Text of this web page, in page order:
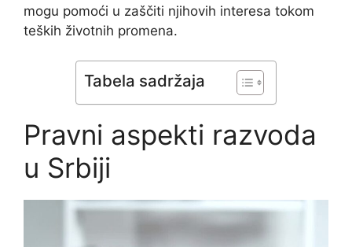
mogu pomoći u zaščiti njihovih interesa tokom
teških životnih promena.
Tabela sadržaja
Pravni aspekti razvoda
u Srbiji